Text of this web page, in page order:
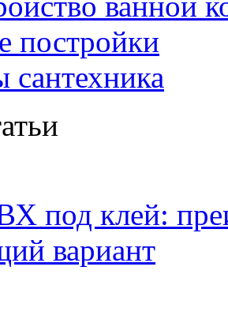
постройки
сантехника
под клей:
вариант